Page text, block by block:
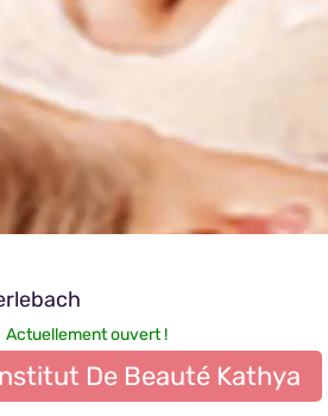
Actuellement ouvert !
De Beauté Kathya